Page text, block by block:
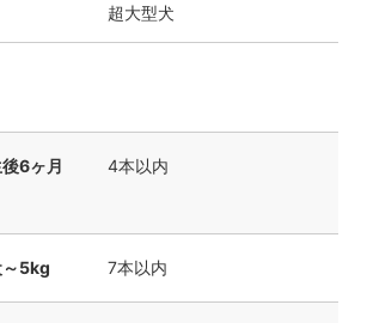
超大型犬
6ヶ月
4本以内
～5kg 7本以内